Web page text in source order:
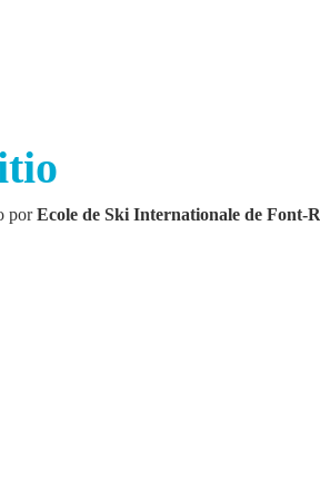
porEcole de Ski Internationale de Font-